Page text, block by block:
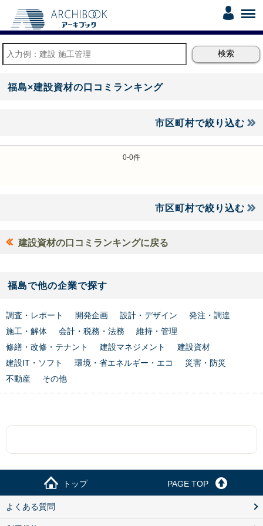
福島×建設資材の口コミランキング
市区町村で絞り込む
0-0件
市区町村で絞り込む
建設資材の口コミランキングに戻る
福島で他の企業で探す
調査・レポート 開発企画 設計・デザイン
発注・調達
施工・解体
会計・税務・法務
維持・管理
修繕・改修・テナント
建設マネジメント
建設資材
建設IT・ソフト
環境・省エネルギー・エコ
災害・防災
不動産
その他
トップ PAGE TOP
よくある質問